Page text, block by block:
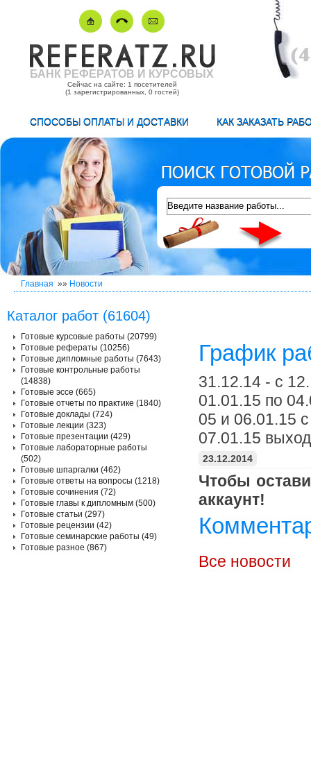
БАНК РЕФЕРАТОВ И КУРСОВЫХ
Сейчас на сайте: 1 посетителей
(1 зарегистрированных, 0 гостей)
СПОСОБЫ ОПЛАТЫ И ДОСТАВКИ КАК ЗАКАЗАТЬ
Главная »» Новости
График
31.12.14 - c
01.01.15 по
05 и 06.01.15
07.01.15
23.12.2014
Чтобы
аккаунт!
Все новости
Каталог работ (61604)
Готовые курсовые работы (20799)
Готовые рефераты (10256)
Готовые дипломные работы (7643)
Готовые контрольные работы
(14838)
Готовые эссе (665)
Готовые отчеты по практике (1840)
Готовые доклады (724)
Готовые лекции (323)
Готовые презентации (429)
Готовые лабораторные работы
(502)
Готовые шпаргалки (462)
Готовые ответы на вопросы (1218)
Готовые сочинения (72)
Готовые главы к дипломным (500)
Готовые статьи (297)
Готовые рецензии (42)
Готовые семинарские работы (49)
Готовые разное (867)